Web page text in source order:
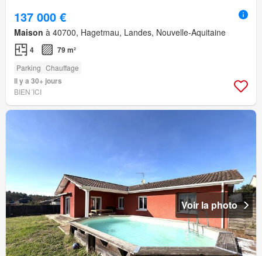
137 000 €
Maison à 40700, Hagetmau, Landes, Nouvelle-Aquitaine
4 79 m²
Parking Chauffage
Il y a 30+ jours
BIEN´ICI
Voir la photo